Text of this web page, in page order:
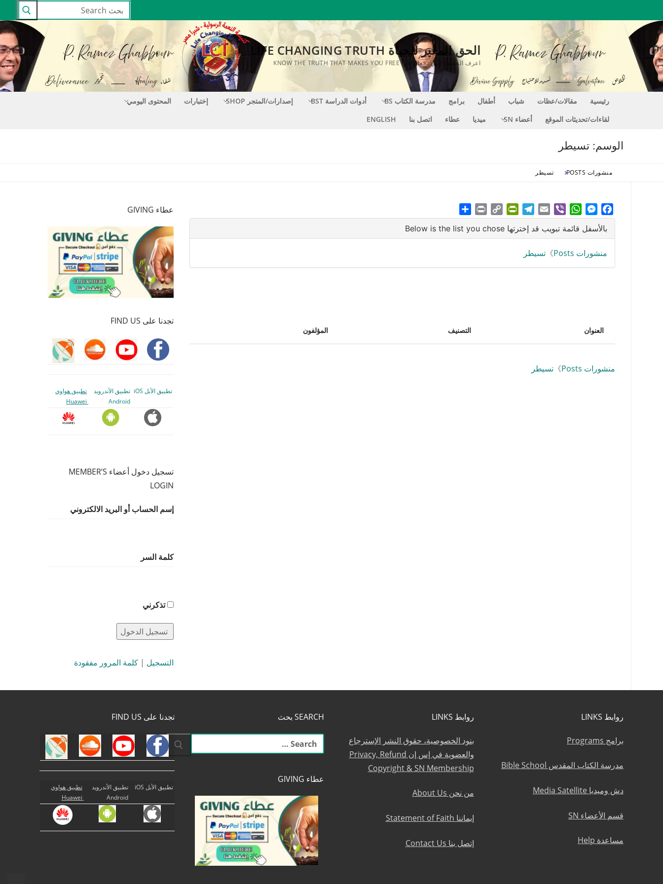
إلى
المحتوى
البحث
عن:
الحق المغير للحياة LIFE CHANGING TRUTH
اعرف الحقيقة التي تجعلك حراً KNOW THE TRUTH THAT MAKES YOU FREE
رئيسية مقالات/عظات شباب أطفال برامج مدرسة الكتاب BS أدوات الدراسة BST إصدارات/المتجر SHOP إختبارات
المحتوى اليومي
لقاءات/تحديثات الموقع
أعضاء SN ميديا عطاء اتصل بنا ENGLISH
الوسم: تسيطر
منشورات POSTS تسيطر
Facebook
Messenger
WhatsApp
Viber
Email
Telegram
PrintFriendly
Copy
Link
Print
بالأسفل قائمة تبويب قد إخترتها Below is the list you chose
منشورات Posts 》 تسيطر
العنوان التصنيف المؤلفون
منشورات Posts 》 تسيطر
عطاء GIVING
تجدنا على FIND US
تطبيق الأبل iOS
تطبيق الأندرويد
Android
تطبيق هواوي
تسجيل دخول أعضاء MEMBER’S
LOGIN
إسم الحساب أو البريد الالكتروني
كلمة السر
تذكرني
التسجيل | كلمة المرور مفقودة
روابط LINKS
برامج Programs
مدرسة الكتاب المقدس Bible School
دش وميديا Media Satellite
قسم الأعضاء SN
مساعدة Help
روابط LINKS
بنود الخصوصية، حقوق النشر الإسترجاع
والعضوية في إس إن Privacy, Refund
Copyright & SN Membership
من نحن About Us
إيماننا Statement of Faith
إتصل بنا Contact Us
SEARCH بحث
البحث
عن:
عطاء GIVING
تجدنا على FIND US
تطبيق الأبل iOS
تطبيق الأندرويد
Android
تطبيق هواوي